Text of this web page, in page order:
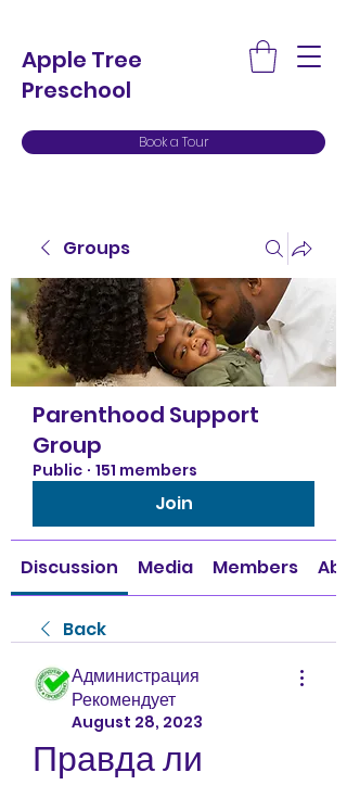
Apple Tree
Preschool
Book a Tour
Groups
Parenthood Support
Group
Public · 151 members
Join
Discussion Media Members
Back
Администрация
Рекомендует
August 28, 2023
Правда ли